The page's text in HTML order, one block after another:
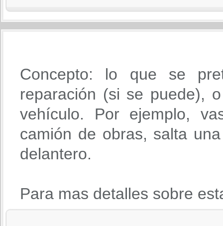
Concepto: lo que se
reparación (si se puede),
vehículo. Por ejemplo,
camión de obras, salta
delantero.
Para mas detalles sobre